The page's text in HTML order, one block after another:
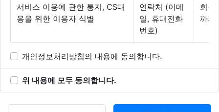
전체글은 누구나 읽을 수 있기 때문에
글을 읽기 위해서는 의식상승커뮤니티에 회원 가입
하지 않으셔도 됩니다.
의식상승커뮤니티에 회원가입시 가입정보가 암호화
되기 때문에
서비스 이용에 관한 통지, CS대
응을 위한 이용자 식별
연락처 (이메
일, 휴대전화
번호)
회원
까지
개인정보처리방침의 내용에 동의합니다.
위 내용에 모두 동의합니다.